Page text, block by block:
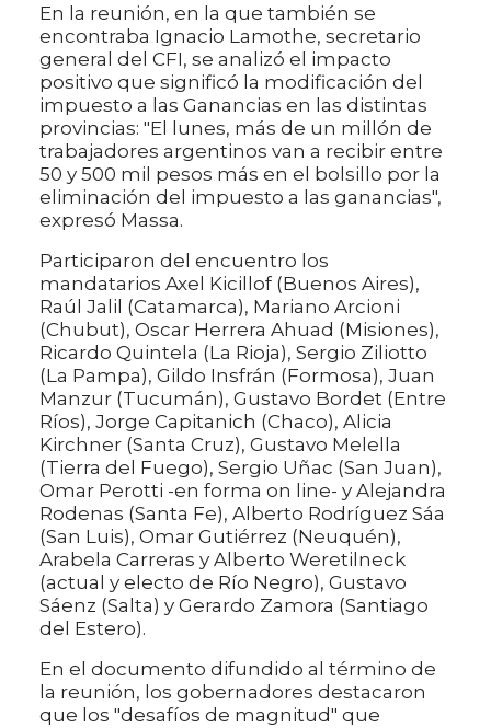
En la reunión, en la que también se
encontraba Ignacio Lamothe, secretario
general del CFI, se analizó el impacto
positivo que significó la modificación del
impuesto a las Ganancias en las distintas
provincias: "El lunes, más de un millón de
trabajadores argentinos van a recibir entre
50 y 500 mil pesos más en el bolsillo por la
eliminación del impuesto a las ganancias",
expresó Massa.
Participaron del encuentro los
mandatarios Axel Kicillof (Buenos Aires),
Raúl Jalil (Catamarca), Mariano Arcioni
(Chubut), Oscar Herrera Ahuad (Misiones),
Ricardo Quintela (La Rioja), Sergio Ziliotto
(La Pampa), Gildo Insfrán (Formosa), Juan
Manzur (Tucumán), Gustavo Bordet (Entre
Ríos), Jorge Capitanich (Chaco), Alicia
Kirchner (Santa Cruz), Gustavo Melella
(Tierra del Fuego), Sergio Uñac (San Juan),
Omar Perotti -en forma on line- y Alejandra
Rodenas (Santa Fe), Alberto Rodríguez Sáa
(San Luis), Omar Gutiérrez (Neuquén),
Arabela Carreras y Alberto Weretilneck
(actual y electo de Río Negro), Gustavo
Sáenz (Salta) y Gerardo Zamora (Santiago
del Estero).
En el documento difundido al término de
la reunión, los gobernadores destacaron
que los "desafíos de magnitud" que